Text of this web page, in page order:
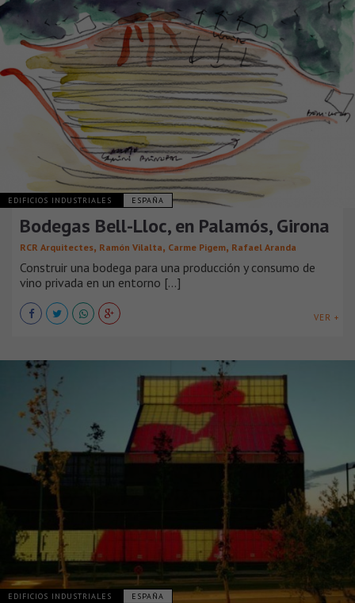
EDIFICIOS INDUSTRIALES ESPAÑA
Bodegas Bell-Lloc, en Palamós, Girona
RCR Arquitectes, Ramón Vilalta, Carme Pigem, Rafael Aranda
Construir una bodega para una producción y consumo de
vino privada en un entorno [...]
VER +
EDIFICIOS INDUSTRIALES ESPAÑA